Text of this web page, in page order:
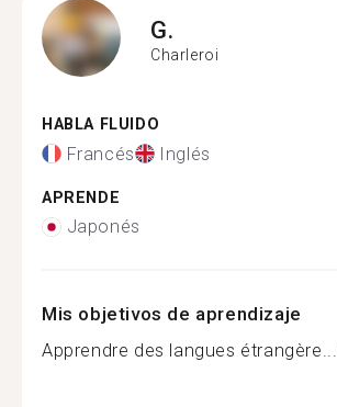
G.
Charleroi
HABLA FLUIDO
Francés Inglés
APRENDE
Japonés
Mis objetivos de aprendizaje
Apprendre des langues étrangère...